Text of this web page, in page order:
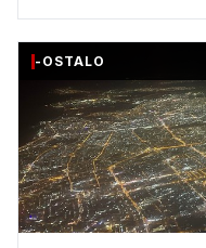
-OSTALO